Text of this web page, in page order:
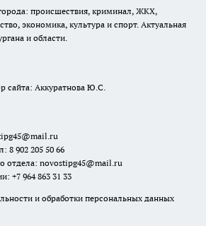
происшествия, криминал, ЖКХ,
экономика, культура и спорт. Актуальная
и области.
сайта: Аккуратнова Ю.С.
8 902 205 50 66
отдела: novostipg45@mail.ru
+7 964 863 31 33
и обработки персональных данных